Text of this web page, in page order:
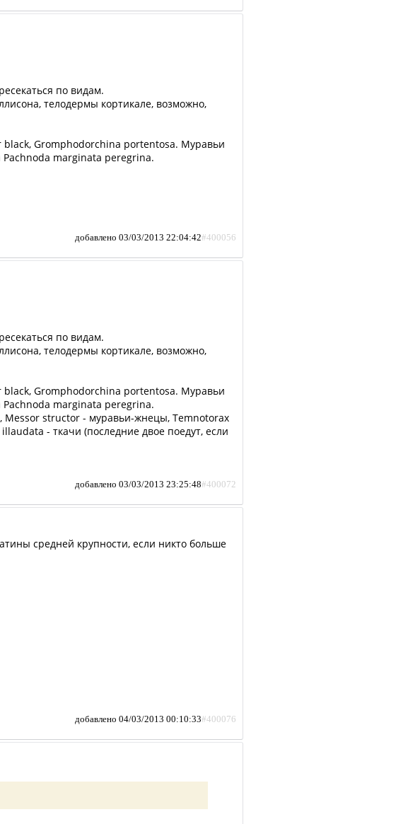
по видам.
телодермы кортикале, возможно,
Gromphodorchina portentosa. Муравьи
marginata peregrina.
добавлено 03/03/2013 22:04:42#400056
по видам.
телодермы кортикале, возможно,
Gromphodorchina portentosa. Муравьи
marginata peregrina.
structor - муравьи-жнецы, Temnotorax
- ткачи (последние двое поедут, если
добавлено 03/03/2013 23:25:48#400072
средней крупности, если никто больше
добавлено 04/03/2013 00:10:33#400076